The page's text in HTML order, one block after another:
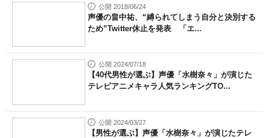
公開 2018/06/24
声優の畠中祐、“縛られてしまう自分と決別する
ため”Twitter休止を発表 「エ...
公開 2024/07/18
【40代男性が選ぶ】声優「水樹奈々」が演じた
テレビアニメキャラ人気ランキングTO...
公開 2024/03/27
【男性が選ぶ】声優「水樹奈々」が演じたテレ